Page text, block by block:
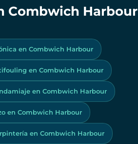
Combwich Harbour
en Combwich Harbour
en Combwich Harbour
en Combwich Harbour
en Combwich Harbour
en Combwich Harbour